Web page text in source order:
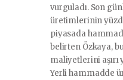
vurguladı. Son
üretimlerinin
piyasada
belirten Özkaya,
maliyetlerini
Yerli hammadde